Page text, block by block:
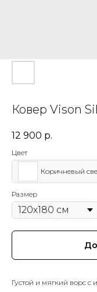
Ковер Vison
12 900 р.
Цвет
Коричневый
Размер
Густой и мягкий ворс с